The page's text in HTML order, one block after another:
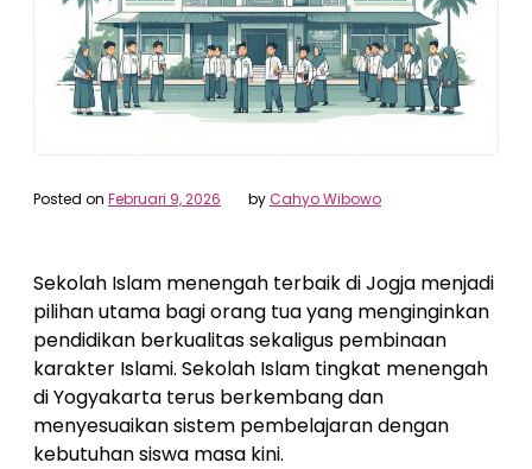
Posted on Februari 9, 2026 byCahyo Wibowo
Sekolah Islam menengah terbaik di Jogja menjadi
pilihan utama bagi orang tua yang menginginkan
pendidikan berkualitas sekaligus pembinaan
karakter Islami. Sekolah Islam tingkat menengah
di Yogyakarta terus berkembang dan
menyesuaikan sistem pembelajaran dengan
kebutuhan siswa masa kini.